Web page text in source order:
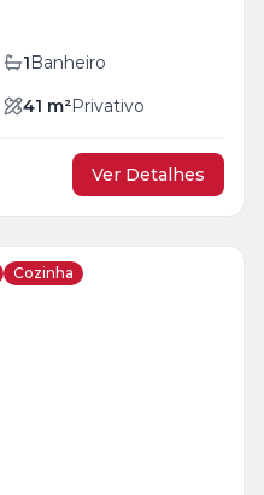
1Banheiro
41 m²Privativo
Ver Detalhes
Cozinha